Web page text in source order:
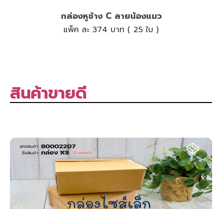
กล่องหูช้าง C ลายน้องแมว
แพ็ค ละ 374 บาท ( 25 ใบ )
สินค้าขายดี